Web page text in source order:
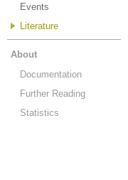
Events
Literature
About
Documentation
Further Reading
Statistics